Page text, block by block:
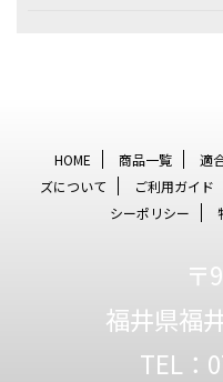
HOME 商品一覧 適
ズについて
ご利用ガイド
シーポリシー
〒
福井県福
TEL：